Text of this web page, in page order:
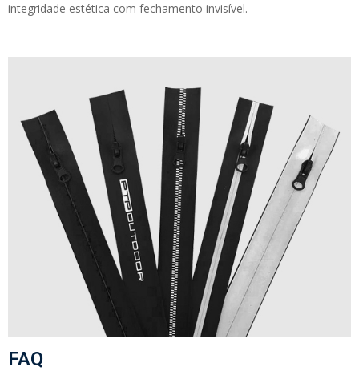
integridade estética com fechamento invisível.
FAQ